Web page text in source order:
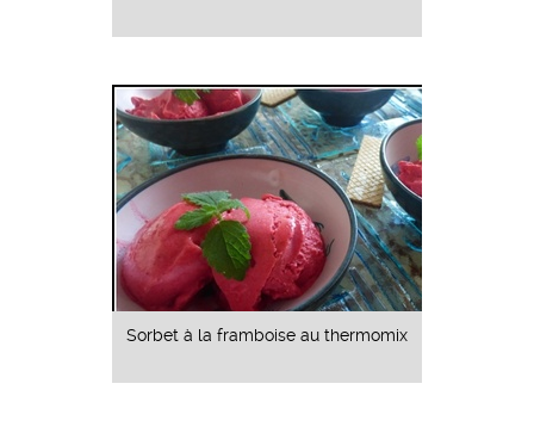
Sorbet à la framboise au thermomix